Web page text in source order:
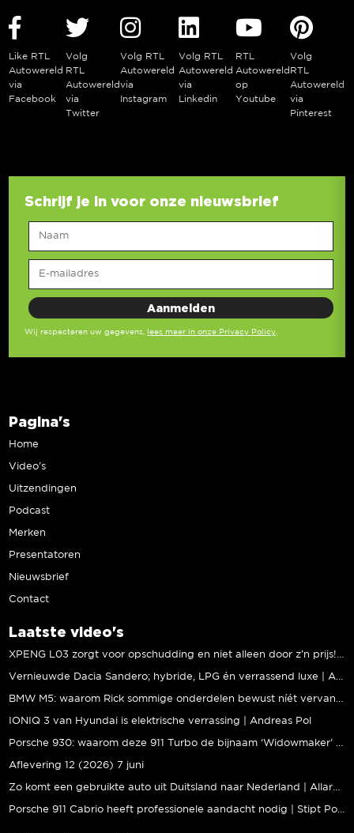
Like RTL
Autowereld
via
Facebook
Volg
RTL
Autowereld
via
Twitter
Volg RTL
Autowereld
via
Instagram
Volg RTL
Autowereld
via
Linkedin
RTL
Autowereld
op
Youtube
Volg
RTL
Autowereld
via
Pinterest
Schrijf je in voor onze nieuwsbrief
Wij respecteren uw gegevens, lees meer in onze Privacy Policy.
Pagina's
Home
Video’s
Uitzendingen
Podcast
Merken
Presentatoren
Nieuwsbrief
Contact
Laatste video's
XPENG L03 zorgt voor opschudding en niet alleen door z’n prijs! | Jeroen Mul
Vernieuwde Dacia Sandero; hybride, LPG én verrassend luxe | Andreas Pol
BMW M5: waarom Rick sommige onderdelen bewust níét vervangt | Stipt Polish Point
IONIQ 3 van Hyundai is elektrische verrassing | Andreas Pol
Porsche 930: waarom deze 911 Turbo de bijnaam ‘Widowmaker’ kreeg | Gallery Aaldering
Aflevering 12 (2026) 7 juni
Zo komt een gebruikte auto uit Duitsland naar Nederland | Allard Kalff
Porsche 911 Cabrio heeft professionele aandacht nodig | Stipt Polish Point